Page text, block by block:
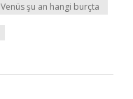
Venüs şu an hangi burçta